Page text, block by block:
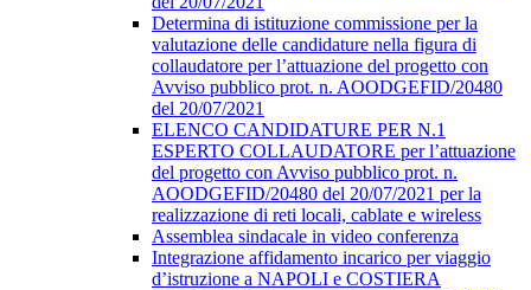
Determina di istituzione commissione per la
valutazione delle candidature nella figura di
collaudatore per l’attuazione del progetto con
Avviso pubblico prot. n. AOODGEFID/20480
del 20/07/2021
ELENCO CANDIDATURE PER N.1
ESPERTO COLLAUDATORE per l’attuazione
del progetto con Avviso pubblico prot. n.
AOODGEFID/20480 del 20/07/2021 per la
realizzazione di reti locali, cablate e wireless
Assemblea sindacale in video conferenza
Integrazione affidamento incarico per viaggio
d’istruzione a NAPOLI e COSTIERA